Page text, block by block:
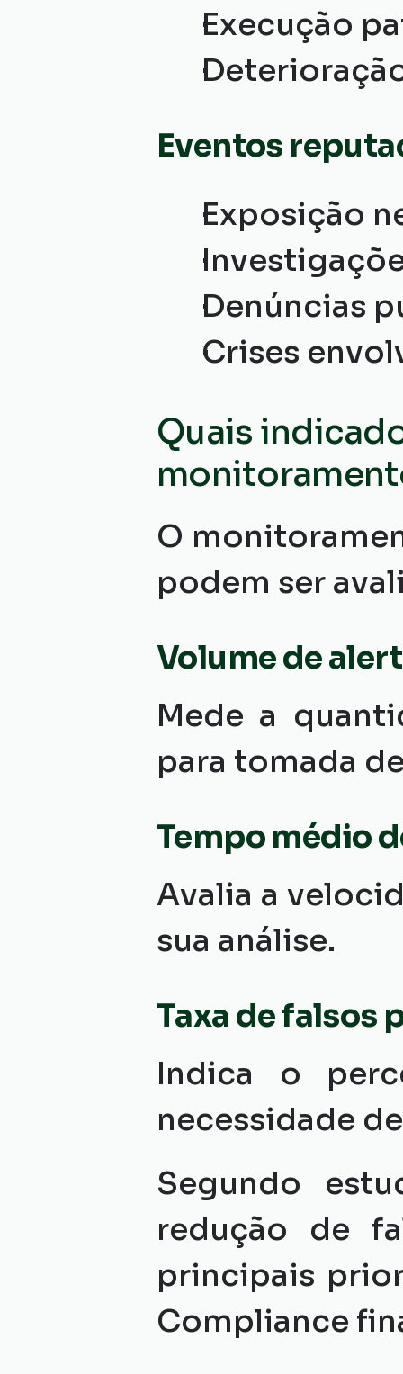
Execução
Eventos
Exposição
Denúncias
Crises
Quais
O
podem ser
Volume de
Mede a
para tomada
Tempo médio
Avalia a
sua análise.
Taxa de falsos
Indica o
necessidade
Segundo
redução de
principais
Compliance